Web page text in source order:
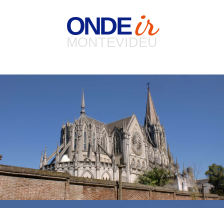
ONDEir
MONTEVIDÉU